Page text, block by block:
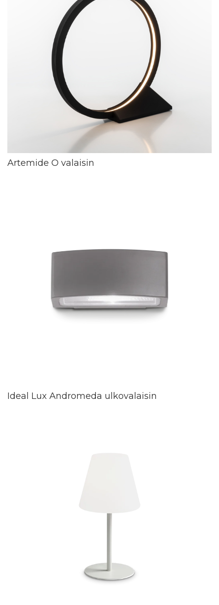
Artemide O valaisin
Ideal Lux Andromeda ulkovalaisin